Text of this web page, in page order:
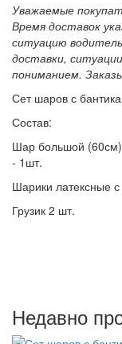
Уважаемые
Время доставок
ситуацию
доставки,
пониманием.
Сет шаров с
Состав:
Шар большой (60см)
- 1шт.
Шарики латексные
Грузик 2 шт.
Недавно